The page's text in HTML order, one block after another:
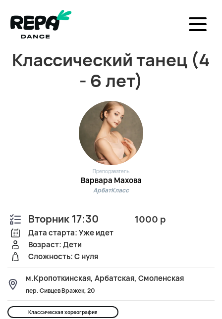
Классический танец (4
- 6 лет)
Преподаватель
Варвара Махова
АрбатКласс
Вторник 17:30 1000 р
Дата старта: Уже идет
Возраст: Дети
Сложность: С нуля
м.Кропоткинская, Арбатская, Смоленская
пер. Сивцев Вражек, 20
Классическая хореография